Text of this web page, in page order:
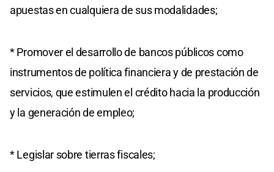
apuestas en cualquiera de sus modalidades;
* Promover el desarrollo de bancos públicos como
instrumentos de política financiera y de prestación de
servicios, que estimulen el crédito hacia la producción
y la generación de empleo;
* Legislar sobre tierras fiscales;